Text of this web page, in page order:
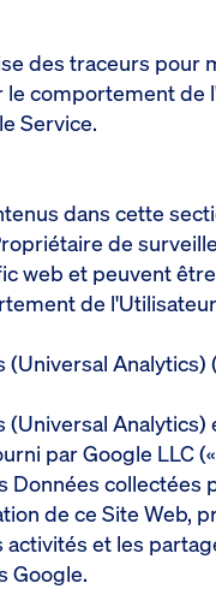
des traceurs pour
le comportement de
Service.
dans cette
de
web et peuvent
de
(Universal Analytics)
(Universal Analytics)
par Google LLC
Données collectées
de ce Site Web,
et les
Google.